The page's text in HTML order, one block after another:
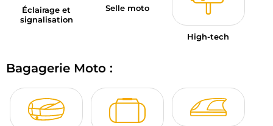
Éclairage et
signalisation
Selle moto
High-tech
Bagagerie Moto :